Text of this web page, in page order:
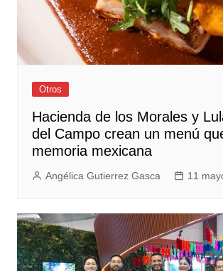
Otros
Hacienda de los Morales y
del Campo crean un menú
memoria mexicana
Angélica Gutierrez Gasca 11